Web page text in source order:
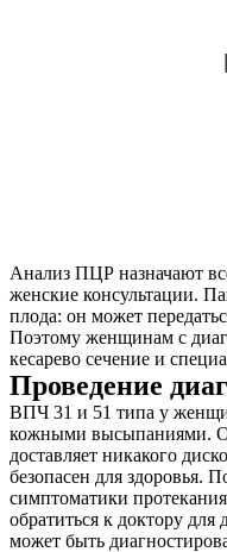
Анализ ПЦР назначают
женские консультации.
плода: он может
Поэтому женщинам с
кесарево сечение и
Проведение
ВПЧ 31 и 51 типа у
кожными высыпаниями.
доставляет никакого
безопасен для здоровья.
симптоматики
обратиться к доктору
может быть